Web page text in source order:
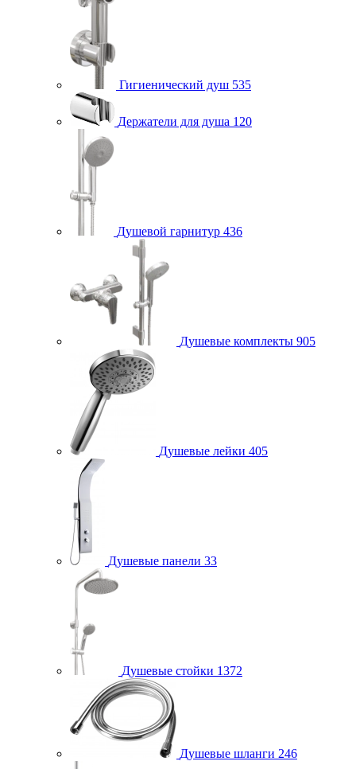
Гигиенический душ 535
Держатели для душа 120
Душевой гарнитур 436
Душевые комплекты 905
Душевые лейки 405
Душевые панели 33
Душевые стойки 1372
Душевые шланги 246